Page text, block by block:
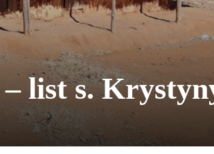
– list s.